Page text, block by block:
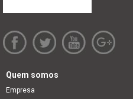
Quem somos
Empresa